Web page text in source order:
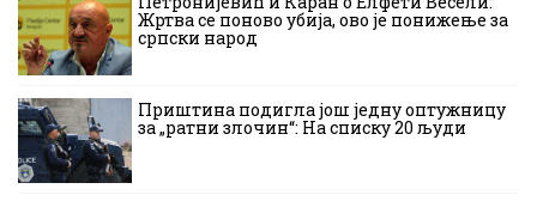
Жртва се поново убија, ово је понижење за
српски народ
Приштина подигла још једну оптужницу
за „ратни злочин“: На списку 20 људи